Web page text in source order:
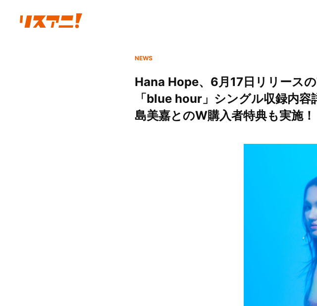
NEWS
Hana Hope、6月17日リリース
「blue hour」シングル収録内
島美嘉とのW購入者特典も実施！